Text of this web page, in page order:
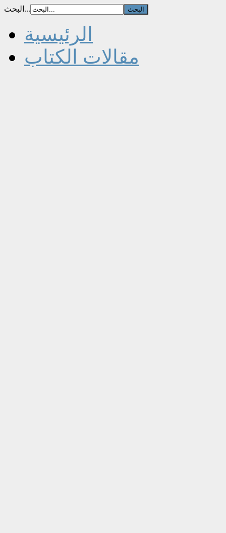
البحث...
الرئيسية
مقالات الكتاب